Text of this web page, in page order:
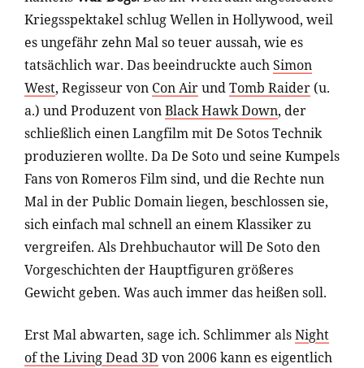
Kriegsspektakel schlug Wellen in Hollywood, weil
es ungefähr zehn Mal so teuer aussah, wie es
tatsächlich war. Das beeindruckte auchSimon
West, Regisseur von Con AirundTomb Raider (u.
a.) und Produzent vonBlack Hawk Down, der
schließlich einen Langfilm mit De Sotos Technik
produzieren wollte. Da De Soto und seine Kumpels
Fans von Romeros Film sind, und die Rechte nun
Mal in der Public Domain liegen, beschlossen sie,
sich einfach mal schnell an einem Klassiker zu
vergreifen. Als Drehbuchautor will De Soto den
Vorgeschichten der Hauptfiguren größeres
Gewicht geben. Was auch immer das heißen soll.
Erst Mal abwarten, sage ich. Schlimmer alsNight
of the Living Dead 3D von 2006 kann es eigentlich